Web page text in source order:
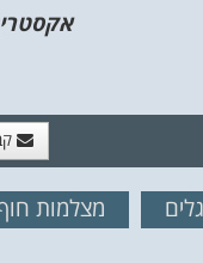
מהאתרמצלמות